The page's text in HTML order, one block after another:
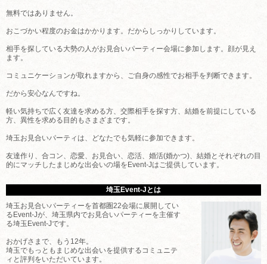
無料ではありません。
おこづかい程度のお金はかかります。だからしっかりしています。
相手を探している大勢の人がお見合いパーティー会場に参加します。顔が見え
ます。
コミュニケーションが取れますから、ご自身の感性でお相手を判断できます。
だから安心なんですね。
軽い気持ちで広く友達を求める方、交際相手を探す方、結婚を前提にしている
方、異性を求める目的もさまざまです。
埼玉お見合いパーティは、どなたでも気軽に参加できます。
友達作り、合コン、恋愛、お見合い、恋活、婚活(婚かつ)、結婚とそれぞれの目
的にマッチしたまじめな出会いの場をEvent-Jはご提供しています。
埼玉Event-Jとは
埼玉お見合いパーティーを首都圏22会場に展開してい
るEvent-Jが、埼玉県内でお見合いパーティーを主催す
る埼玉Event-Jです。
おかげさまで、もう12年。
埼玉でもっともまじめな出会いを提供するコミュニテ
ィと評判をいただいています。